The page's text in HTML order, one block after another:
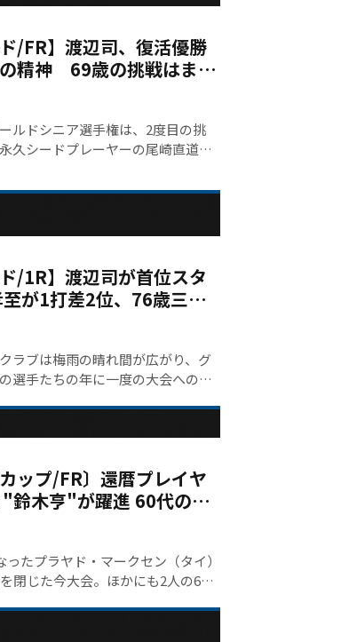
ド/FR】渡辺司、復活優勝
精神 69歳の挑戦はまだ
ルドシニア選手権は、2度目の挑
久シードプレーヤーの尾崎直道に
辱を果たした―――。レギュラーツア
5勝を誇る69歳の大ベテラン"渡辺
素直に喜んだ。今年の会場“烏山城
は過去に日本プロや日本女子オープ
ース。渡辺は「僕らは年齢を重ね
わせてもらっている」とはいえ、
ない」と現実を受け止めていた。
いがあった。
ド/1R】渡辺司が首位スタ
が1打差2位、76歳三澤
浮上し混戦模様
ラブは梅雨の晴れ間が広がり、グ
選手たちの年に一度の大会への喜
丸コースをスタート。ゴールドシ
）が2アンダー70で回り初日首位
ダーに菱沼孝至（69）、首位3打
イに三澤利之（76）、室田淳
73）が続く。初日首位に立った渡
本プロでもプレーさせてもらいま
ンドした経験はあるはずなのに、
メージが頭に浮かんでこないんで
べた。それでも初日は、「昨日は
も少しウェットな状態だったの
ってクラブを振っていきました」
カップ/FR〕還暦プレイヤ
鈴木亨"が躍進 60代の新
明
たプラヤド・マークセン（タイ）
閉じた今大会。ほかにも2人の60
金王の寺西明。3月に60歳になっ